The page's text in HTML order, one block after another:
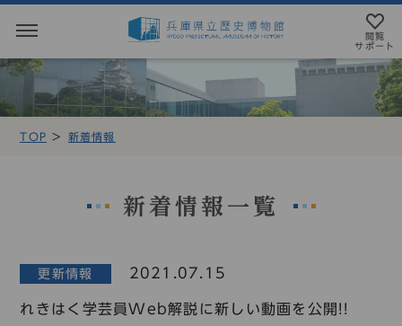
TOP 新着情報
新着情報一覧
更新情報 2021.07.15
れきはく学芸員Web解説に新しい動画を公開!!
閲覧
サポート
アクセス
展示・展覧会
閲覧サポート
音声読み上げについて
文字サイズ設定